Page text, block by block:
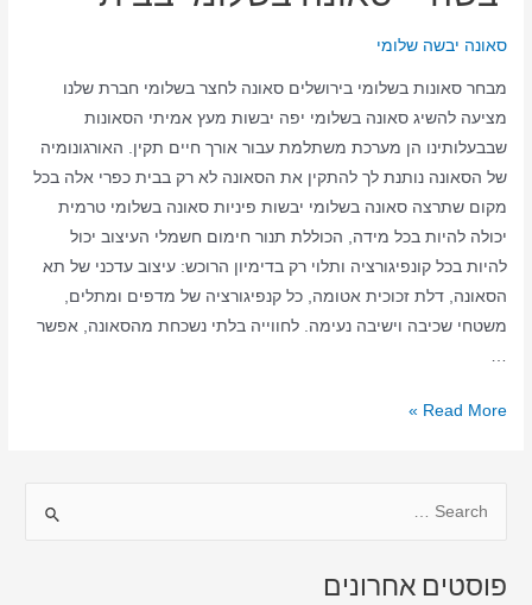
בנוף
אילון
בבית
סאונה יבשה שלומי
מבחר סאונות בשלומי בירושלים סאונה לחצר בשלומי חברת שלנו
מציעה להשיג סאונה בשלומי יפה יבשות מעץ אמיתי הסאונות
שבבעלותינו הן מערכת משתלמת עבור אורך חיים תקין. האורגונומיה
של הסאונה נותנת לך להתקין את הסאונה לא רק בבית כפרי אלה בכל
מקום שתרצה סאונה בשלומי יבשות פיניות סאונה בשלומי טרמית
יכולה להיות בכל מידה, הכוללת תנור חימום חשמלי העיצוב יכול
להיות בכל קונפיגורציה ותלוי רק בדימיון הרוכש: עיצוב עדכני של תא
הסאונה, דלת זכוכית אטומה, כל קנפיגורציה של מדפים ומתלים,
משטחי שכיבה וישיבה נעימה. לחווייה בלתי נשכחת מהסאונה, אפשר
סאונה
–
Read More »
rפוסטים אחרונים